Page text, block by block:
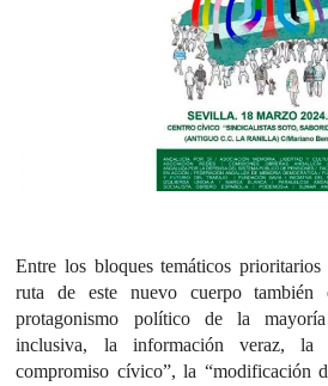
Entre los bloques temáticos
ruta de este nuevo cuerpo también
protagonismo político de la
inclusiva, la información veraz,
compromiso cívico”, la “modificación